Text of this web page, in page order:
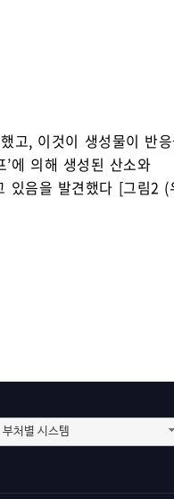
고, 이것이 생성물이 반
에 의해 생성된 산소와
있음을 발견했다 [그림2 (
부처별 시스템